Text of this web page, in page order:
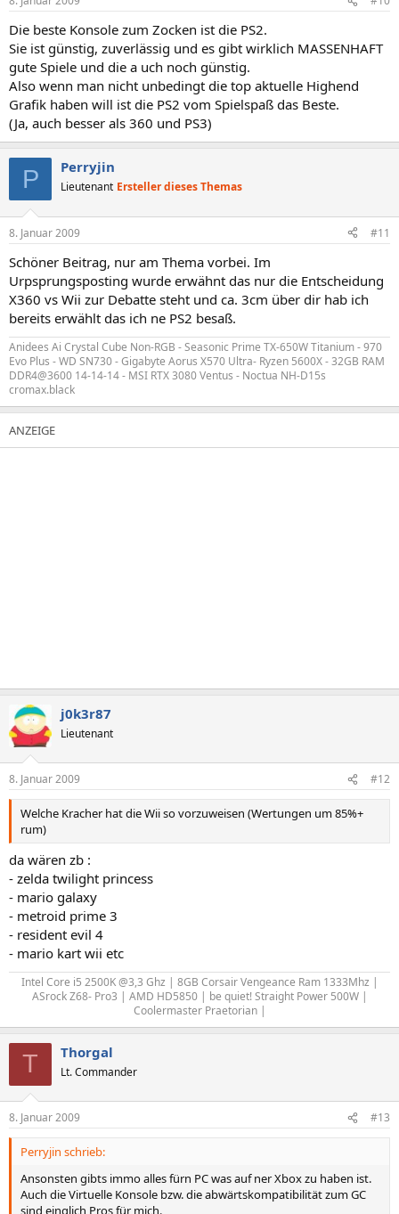
Die beste Konsole zum Zocken ist die PS2.
Sie ist günstig, zuverlässig und es gibt wirklich MASSENHAFT
gute Spiele und die a uch noch günstig.
Also wenn man nicht unbedingt die top aktuelle Highend
Grafik haben will ist die PS2 vom Spielspaß das Beste.
(Ja, auch besser als 360 und PS3)
P Perryjin
Lieutenant Ersteller dieses Themas
8. Januar 2009 #11
Schöner Beitrag, nur am Thema vorbei. Im
Urpsprungsposting wurde erwähnt das nur die Entscheidung
X360 vs Wii zur Debatte steht und ca. 3cm über dir hab ich
bereits erwählt das ich ne PS2 besaß.
Anidees Ai Crystal Cube Non-RGB - Seasonic Prime TX-650W Titanium - 970
Evo Plus - WD SN730 - Gigabyte Aorus X570 Ultra- Ryzen 5600X - 32GB RAM
DDR4@3600 14-14-14 - MSI RTX 3080 Ventus - Noctua NH-D15s
cromax.black
j0k3r87
Lieutenant
8. Januar 2009 #12
Welche Kracher hat die Wii so vorzuweisen (Wertungen um 85%+
rum)
da wären zb :
- zelda twilight princess
- mario galaxy
- metroid prime 3
- resident evil 4
- mario kart wii etc
Intel Core i5 2500K @3,3 Ghz | 8GB Corsair Vengeance Ram 1333Mhz |
ASrock Z68- Pro3 | AMD HD5850 | be quiet! Straight Power 500W |
Coolermaster Praetorian |​
T Thorgal
Lt. Commander
8. Januar 2009 #13
Perryjin schrieb:
Ansonsten gibts immo alles fürn PC was auf ner Xbox zu haben ist.
Auch die Virtuelle Konsole bzw. die abwärtskompatibilität zum GC
sind einglich Pros für mich.